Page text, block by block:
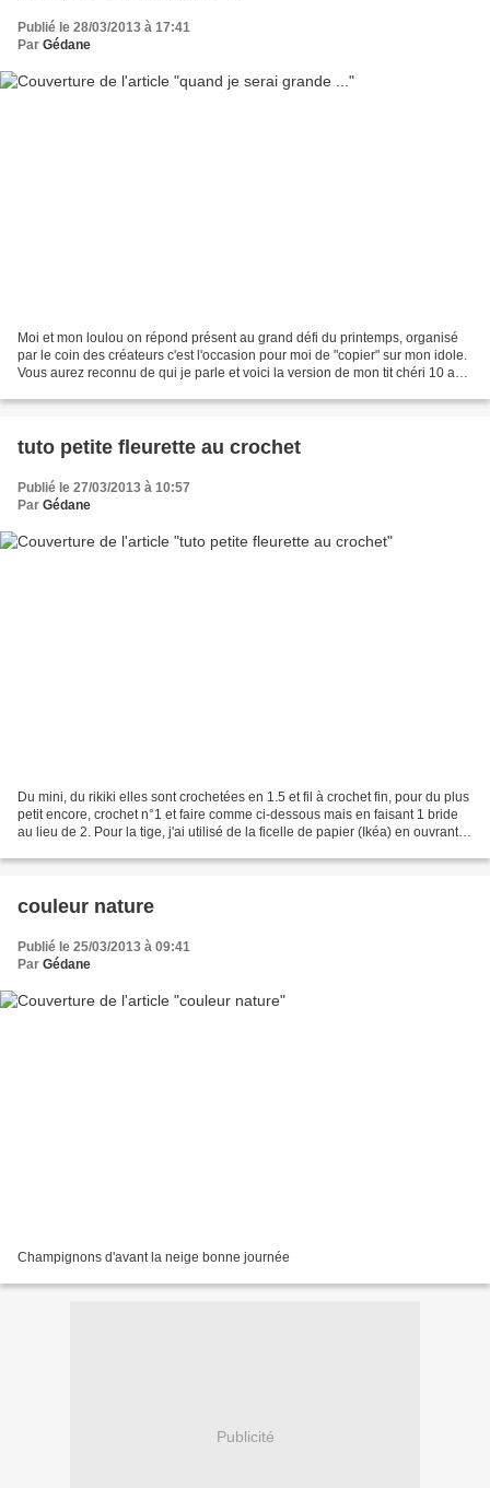
Publié le 28/03/2013 à 17:41
Par Gédane
Moi et mon loulou on répond présent au grand défi du printemps, organisé
par le coin des créateurs c'est l'occasion pour moi de "copier" sur mon idole.
Vous aurez reconnu de qui je parle et voici la version de mon tit chéri 10 ans
tuto petite fleurette au crochet
Publié le 27/03/2013 à 10:57
Par Gédane
Du mini, du rikiki elles sont crochetées en 1.5 et fil à crochet fin, pour du plus
petit encore, crochet n°1 et faire comme ci-dessous mais en faisant 1 bride
au lieu de 2. Pour la tige, j'ai utilisé de la ficelle de papier (Ikéa) en ouvrant le
couleur nature
Publié le 25/03/2013 à 09:41
Par Gédane
Champignons d'avant la neige bonne journée
Publicité